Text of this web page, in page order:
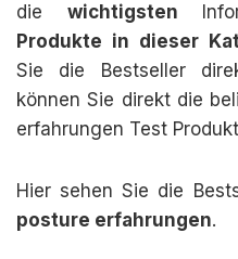
die wichtigsten
Produkte in dieser
Sie die Bestseller
können Sie direkt die
erfahrungen Test
Hier sehen Sie die
posture erfahrungen.